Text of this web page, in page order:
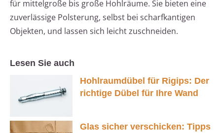
für mittelgroße bis große Hohlräume. Sie bieten eine
zuverlässige Polsterung, selbst bei scharfkantigen
Objekten, und lassen sich leicht zuschneiden.
Lesen Sie auch
Hohlraumdübel für Rigips: Der
richtige Dübel für Ihre Wand
Glas sicher verschicken: Tipps